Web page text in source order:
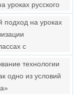
русского
подход на уроках
с
мышления
технологии
одно из условий